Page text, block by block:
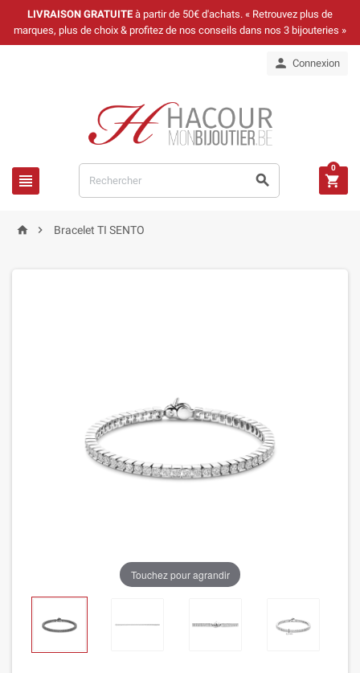
LIVRAISON GRATUITE à partir de 50€ d'achats. « Retrouvez plus de
marques, plus de choix & profitez de nos conseils dans nos 3 bijouteries »
 Connexion
  
0
  Bracelet TI SENTO
Touchez pour agrandir